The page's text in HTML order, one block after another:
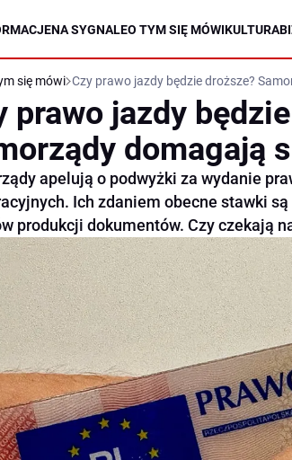
NA SYGNALEO TYM SIĘ MÓWIKULTURA
się mówi Czy prawo jazdy będzie droższe?
prawo jazdy
domagają
apelują o podwyżki za wydanie
Ich zdaniem obecne stawki
produkcji dokumentów. Czy czekają